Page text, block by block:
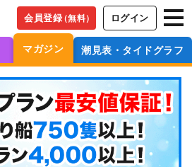
会員登録（無料） ログイン
マガジン 潮見表・タイドグラフ